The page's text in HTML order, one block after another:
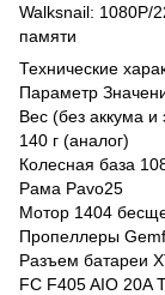
Walksnail: 1080P/
памяти
Технические
Параметр
Вес (без аккума
140 г (аналог)
Колесная база
Рама Pavo25
Мотор 1404
Пропеллеры
Разъем батареи
FC F405 AIO 20A